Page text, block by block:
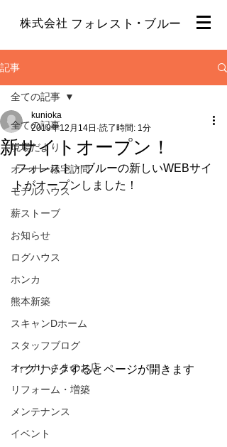
ブルー
株式会社 フォレスト ・
記事
全ての記事
現場だより
オーナー様宅訪問
モデルハウス
薪ストーブ
お知らせ
ログハウス
ホンカ
熊本新築
スキャンDホーム
スタッフブログ
オーナーさまのお店
リフォーム・増築
メンテナンス
イベント
全ての記事
新サイトオープン！
kunioka
2019年12月14日 読了時間: 1分
フォレスト・ブルーの新しいWEBサイ
トがオープンしました！
↑↑クリックするとページが開きます